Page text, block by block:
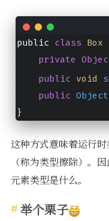
public class Box
private
public void
public Object
}
这种方式意味着运行
（称为类型擦除）。
元素类型是什么。
举个栗子